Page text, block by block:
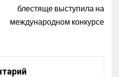
блестяще выступила на
международном конкурсе